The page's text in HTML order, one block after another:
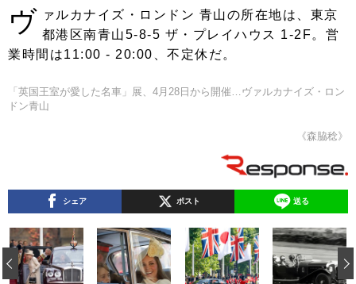
ヴ ァルカナイズ・ロンドン 青山の所在地は、東京
都港区南青山5-8-5 ザ・プレイハウス 1-2F。営
業時間は11:00 - 20:00、不定休だ。
「英国王室が愛した名車」展、4月28日から開催…ヴァルカナイズ・ロン
ドン青山
《森脇稔》
シェア ポスト 送る
‹